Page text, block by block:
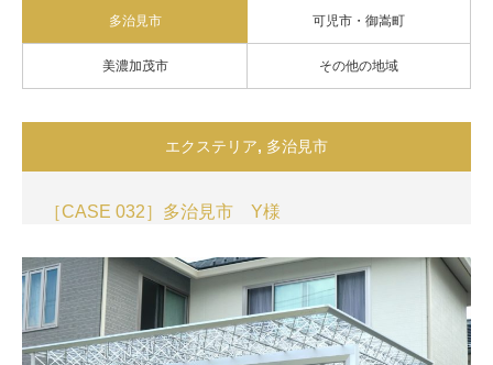
多治見市 可児市・御嵩町
美濃加茂市 その他の地域
エクステリア, 多治見市
［CASE 032］多治見市 Y様